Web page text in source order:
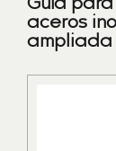
Guía
aceros
ampliada